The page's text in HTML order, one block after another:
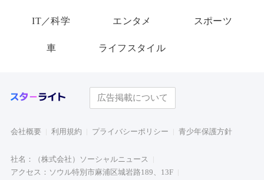
IT／科学 エンタメ スポーツ
車 ライフスタイル
広告掲載について
会社概要 利用規約 プライバシーポリシー 青少年保護方針
社名：（株式会社）ソーシャルニュース
アクセス：ソウル特別市麻浦区城岩路189、13F